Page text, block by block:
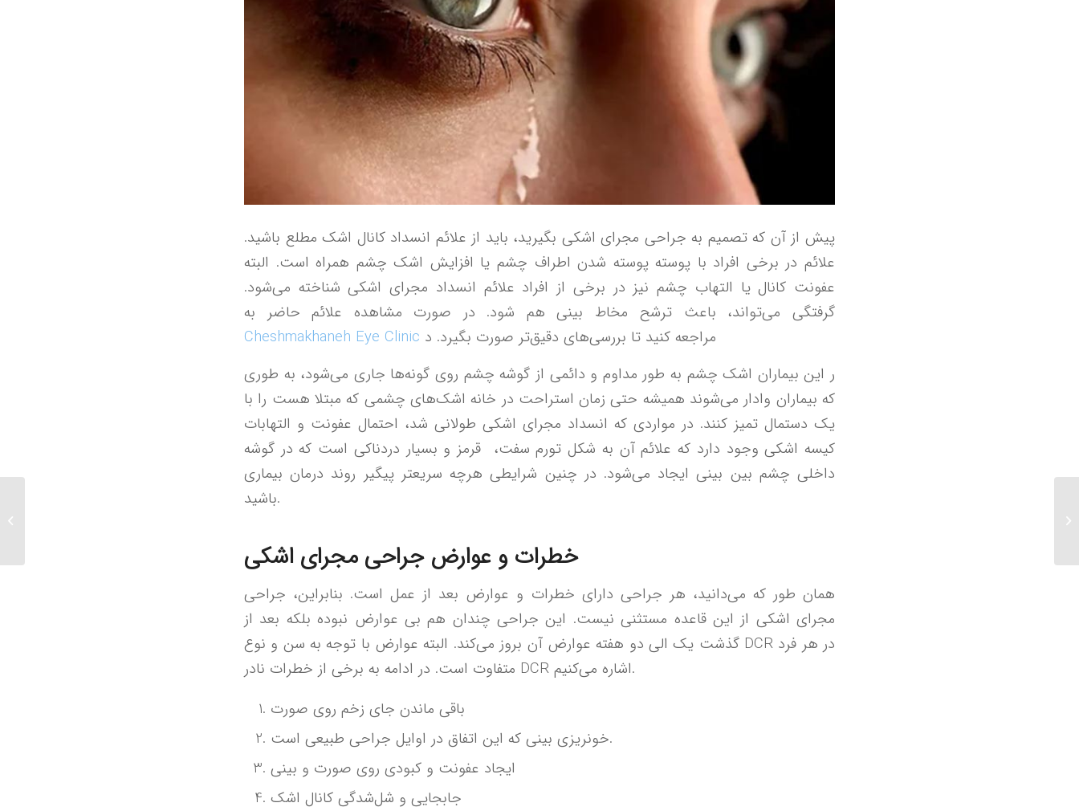
پیش از آن که تصمیم به جراحی مجرای اشکی بگیرید، باید از علائم انسداد کانال اشک مطلع باشید.
علائم در برخی افراد با پوسته پوسته شدن اطراف چشم یا افزایش اشک چشم همراه است. البته
عفونت کانال یا التهاب چشم نیز در برخی از افراد علائم انسداد مجرای اشکی شناخته می‌شود.
گرفتگی می‌تواند، باعث ترشح مخاط بینی هم شود. در صورت مشاهده علائم حاضر به
Cheshmakhaneh Eye Clinic مراجعه کنید تا بررسی‌های دقیق‌تر صورت بگیرد. د
ر این بیماران اشک چشم به طور مداوم و دائمی از گوشه چشم روی گونه‌ها جاری می‌شود، به طوری
که بیماران وادار می‌شوند همیشه حتی زمان استراحت در خانه اشک‌های چشمی که مبتلا هست را با
یک دستمال تمیز کنند. در مواردی که انسداد مجرای اشکی طولانی شد، احتمال عفونت و التهابات
کیسه اشکی وجود دارد که علائم آن به شکل تورم سفت، قرمز و بسیار دردناکی است که در گوشه
داخلی چشم بین بینی ایجاد می‌شود. در چنین شرایطی هرچه سریعتر پیگیر روند درمان بیماری
باشید.
خطرات و عوارض جراحی مجرای اشکی
همان طور که می‌دانید، هر جراحی دارای خطرات و عوارض بعد از عمل است. بنابراین، جراحی
مجرای اشکی از این قاعده مستثنی نیست. این جراحی چندان هم بی عوارض نبوده بلکه بعد از
گذشت یک الی دو هفته عوارض آن بروز می‌کند. البته عوارض با توجه به سن و نوع DCR در هر فرد
متفاوت است. در ادامه به برخی از خطرات نادر DCR اشاره می‌کنیم.
باقی ماندن جای زخم روی صورت
خونریزی بینی که این اتفاق در اوایل جراحی طبیعی است.
ایجاد عفونت و کبودی روی صورت و بینی
جابجایی و شل‌شدگی کانال اشک